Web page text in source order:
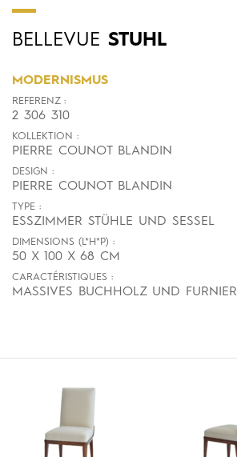
BELLEVUE STUHL
MODERNISMUS
REFERENZ :
2 306 310
KOLLEKTION :
PIERRE COUNOT BLANDIN
DESIGN :
PIERRE COUNOT BLANDIN
TYPE :
ESSZIMMER STÜHLE UND SESSEL
DIMENSIONS (L*H*P) :
50 X 100 X 68 CM
CARACTÉRISTIQUES :
MASSIVES BUCHHOLZ UND FURNIER